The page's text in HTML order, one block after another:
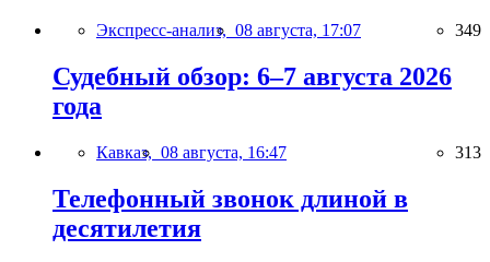
Экспресс-анализ, 08 августа, 17:07 349
Судебный обзор: 6–7 августа 2026
года
Кавказ, 08 августа, 16:47 313
Телефонный звонок длиной в
десятилетия